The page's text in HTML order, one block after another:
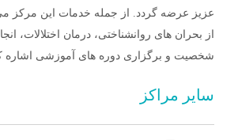
عزیز عرضه گردد. از جمله خدمات این مرکز
از بحران های روانشناختی، درمان اختلالات،
شخصیت و برگزاری دوره های آموزشی اشاره
سایر مراکز